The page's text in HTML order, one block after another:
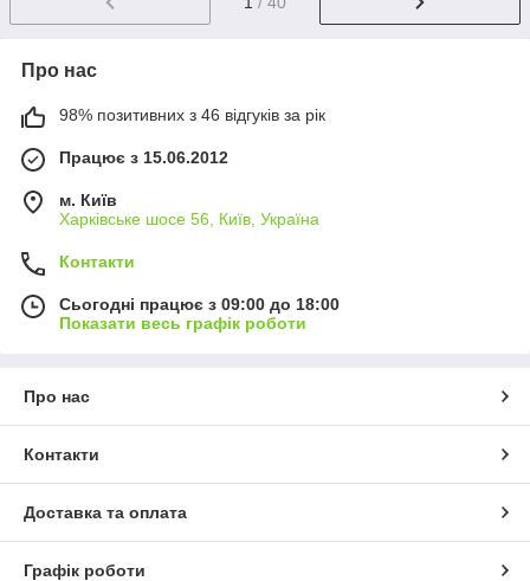
Про нас
98% позитивних з 46 відгуків за рік
Працює з 15.06.2012
м. Київ
Харківське шосе 56, Київ, Україна
Контакти
Сьогодні працює з 09:00 до 18:00
Показати весь графік роботи
Про нас
Контакти
Доставка та оплата
Графік роботи